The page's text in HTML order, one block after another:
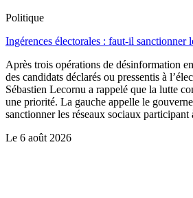
Politique
Ingérences électorales : faut-il sanctionner
Après trois opérations de désinformation
des candidats déclarés ou pressentis à
Sébastien Lecornu a rappelé que la lutte
une priorité. La gauche appelle le
sanctionner les réseaux sociaux
Le 6 août 2026